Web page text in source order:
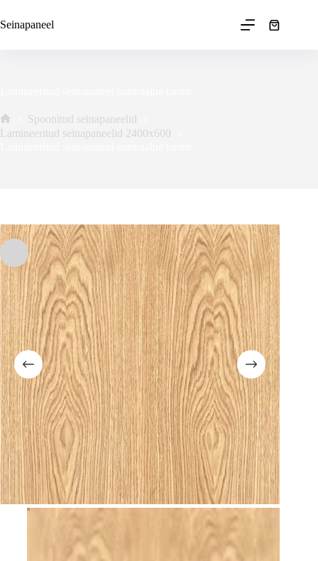
to
content
Seinapaneel Ostukorv
Avaleht
Spoonitud seinapaneelid
Lamineeritud seinapaneelid 2400x600